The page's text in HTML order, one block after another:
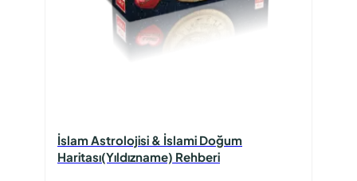
İslam Astrolojisi & İslami Doğum
Haritası(Yıldızname) Rehberi